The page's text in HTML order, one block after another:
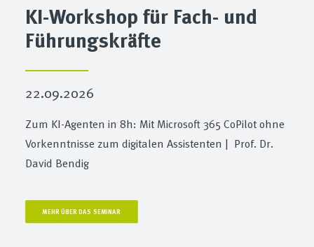
KI-Workshop für Fach- und
Führungskräfte
22.09.2026
Zum KI-Agenten in 8h: Mit Microsoft 365 CoPilot ohne
Vorkenntnisse zum digitalen Assistenten | Prof. Dr.
David Bendig
MEHR ÜBER DAS SEMINAR